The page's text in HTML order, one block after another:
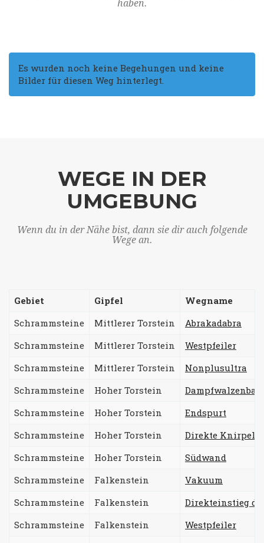
haben.
Es wurden noch keine Begehungen und keine
Bilder für diesen Weg hinterlegt.
WEGE IN DER
UMGEBUNG
Wenn du in der Nähe bist, dann sie dir auch folgende
Wege an.
Gebiet Gipfel
Wegname
Schrammsteine
Mittlerer Torstein
Abrakadabra
Schrammsteine
Mittlerer Torstein
Westpfeiler
Schrammsteine
Mittlerer Torstein
Nonplusultra
Schrammsteine
Hoher Torstein
Schrammsteine
Hoher Torstein
Endspurt
Schrammsteine
Hoher Torstein
Direkte
Schrammsteine
Hoher Torstein
Südwand
Schrammsteine
Falkenstein
Vakuum
Schrammsteine
Falkenstein
Direkteinstieg
Schrammsteine
Falkenstein
Westpfeiler